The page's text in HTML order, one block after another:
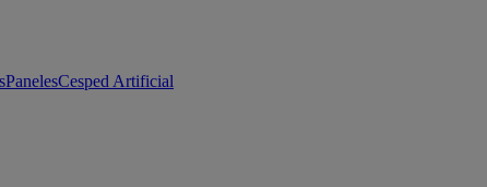
PanelesCesped Artificial